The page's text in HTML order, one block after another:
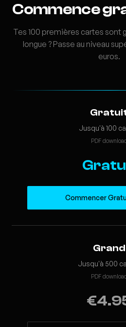
Commence
Tes 100 premières cartes sont
longue ? Passe au niveau
euros.
Jusqu'à 100
PDF
Commencer
Grand
Jusqu'à 500
PDF